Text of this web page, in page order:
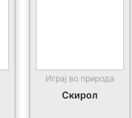
Играј во природа
Скирол